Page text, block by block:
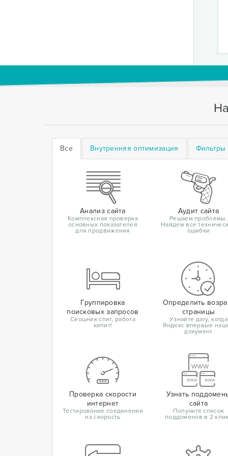
Все Внутренняя оптимизация Фильтры
Анализ сайта
Комплексная проверка
основных показателей
для продвижения
Аудит сайта
Решаем проблемы.
Найдем все
ошибки
Группировка
поисковых запросов
Сеошник спит, работа
кипит!
Определить
страницы
Узнайте дату, когда
Яндекс впервые
документ
Проверка скорости
интернет
Тестирование соединения
на скорость
Узнать
сайта
Получите список
поддоменов в 2